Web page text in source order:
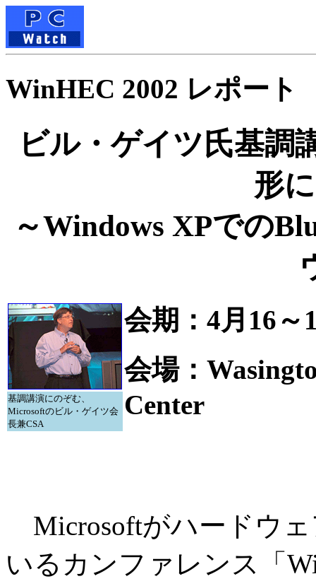
WinHEC 2002 レポート
ビル・ゲイツ氏基調
形
～Windows XPでの
基調講演にのぞむ、
Microsoftのビル・ゲイツ会
長兼CSA
会期：4月16～
会場：
Center
Microsoftがハードウ
いるカンファレンス「